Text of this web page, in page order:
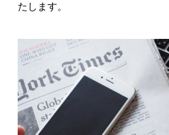
たします。